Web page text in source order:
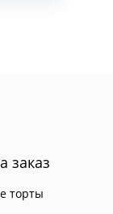
заказ
торты